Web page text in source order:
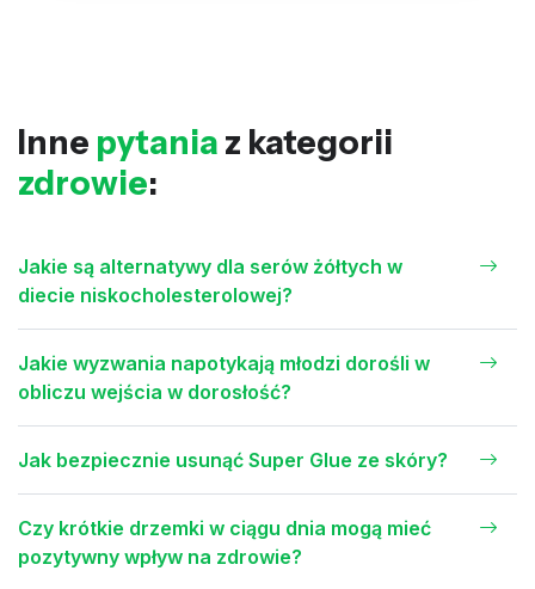
Inne pytania z kategorii
zdrowie:
Jakie są alternatywy dla serów żółtych w
diecie niskocholesterolowej?
Jakie wyzwania napotykają młodzi dorośli w
obliczu wejścia w dorosłość?
Jak bezpiecznie usunąć Super Glue ze skóry?
Czy krótkie drzemki w ciągu dnia mogą mieć
pozytywny wpływ na zdrowie?